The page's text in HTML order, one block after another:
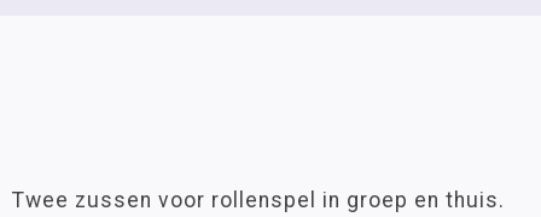
Twee zussen voor rollenspel in groep en thuis.